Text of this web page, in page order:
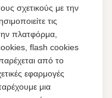
σχετικούς με την
τις
πλατφόρμα,
flash cookies
από το
εφαρμογές
μια